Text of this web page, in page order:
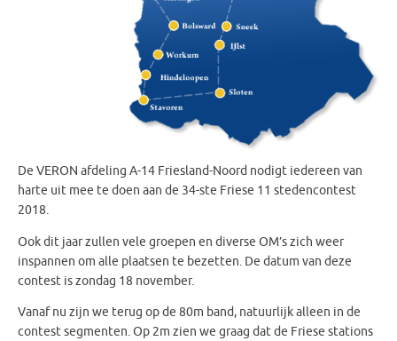
De VERON afdeling A-14 Friesland-Noord nodigt iedereen van
harte uit mee te doen aan de 34-ste Friese 11 stedencontest
2018.
Ook dit jaar zullen vele groepen en diverse OM’s zich weer
inspannen om alle plaatsen te bezetten. De datum van deze
contest is zondag 18 november.
Vanaf nu zijn we terug op de 80m band, natuurlijk alleen in de
contest segmenten. Op 2m zien we graag dat de Friese stations